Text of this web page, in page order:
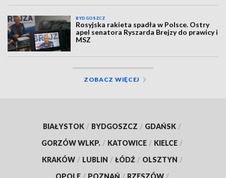
BYDGOSZCZ
Rosyjska rakieta spadła w Polsce. Ostry
apel senatora Ryszarda Brejzy do prawicy i
MSZ
ZOBACZ WIĘCEJ
BIAŁYSTOK / BYDGOSZCZ / GDAŃSK /
GORZÓW WLKP. / KATOWICE / KIELCE /
KRAKÓW / LUBLIN / ŁÓDŹ / OLSZTYN /
OPOLE / POZNAŃ / RZESZÓW /